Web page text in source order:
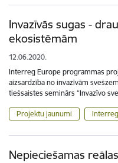
Invazīvās sugas -
ekosistēmām
12.06.2020.
Interreg Europe programmas
aizsardzība no invazīvām
tiešsaistes seminārs “Invazīvo
Projektu jaunumi
Nepieciešamas